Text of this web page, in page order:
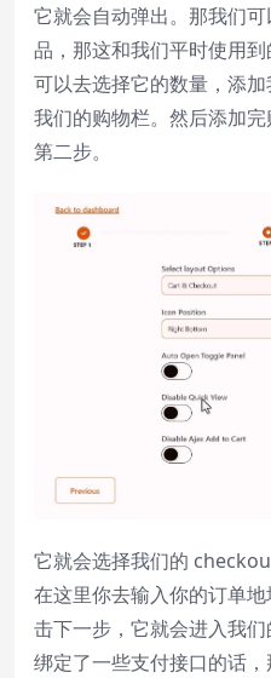
它就会自动弹出。那我们
品，那这和我们平时使用
可以去选择它的数量，添
我们的购物栏。然后添加
第二步。
它就会选择我们的
在这里你去输入你的订单
击下一步，它就会进入我
绑定了一些支付接口的话